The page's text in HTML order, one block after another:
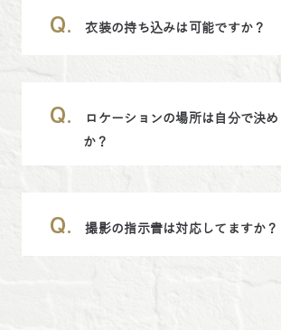
Q. 衣装の持ち込みは可能ですか？
Q.
ロケーションの場所は自分で決
か？
Q. 撮影の指示書は対応してますか？